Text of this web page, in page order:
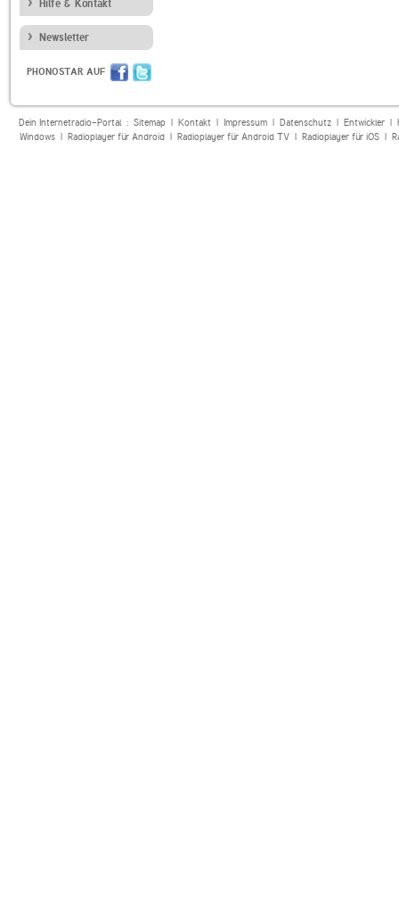
Hilfe & Kontakt
Newsletter
PHONOSTAR AUF
Dein Internetradio-Portal : Sitemap| Kontakt| Impressum| Datenschutz| Entwickler|
Windows| Radioplayer für Android| Radioplayer für Android TV| Radioplayer für iOS|